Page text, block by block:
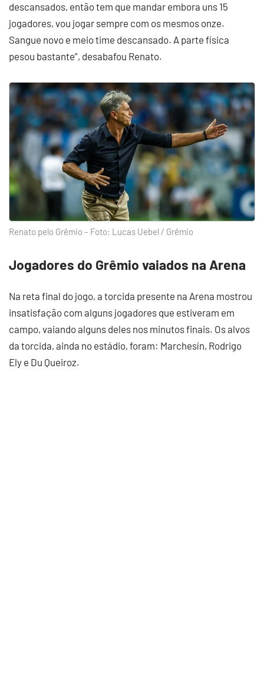
descansados, então tem que mandar embora uns 15
jogadores, vou jogar sempre com os mesmos onze.
Sangue novo e meio time descansado. A parte física
pesou bastante”, desabafou Renato.
Renato pelo Grêmio – Foto: Lucas Uebel / Grêmio
Jogadores do Grêmio vaiados na Arena
Na reta final do jogo, a torcida presente na Arena mostrou
insatisfação com alguns jogadores que estiveram em
campo, vaiando alguns deles nos minutos finais. Os alvos
da torcida, ainda no estádio, foram: Marchesín, Rodrigo
Ely e Du Queiroz.